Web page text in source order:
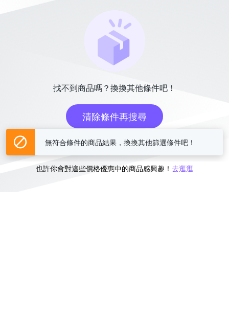
找不到商品嗎？換換其他條件吧！
清除條件再搜尋
或
也許你會對這些價格優惠中的商品感興趣！ 去逛逛
無符合條件的商品結果，換換其他篩選條件吧！